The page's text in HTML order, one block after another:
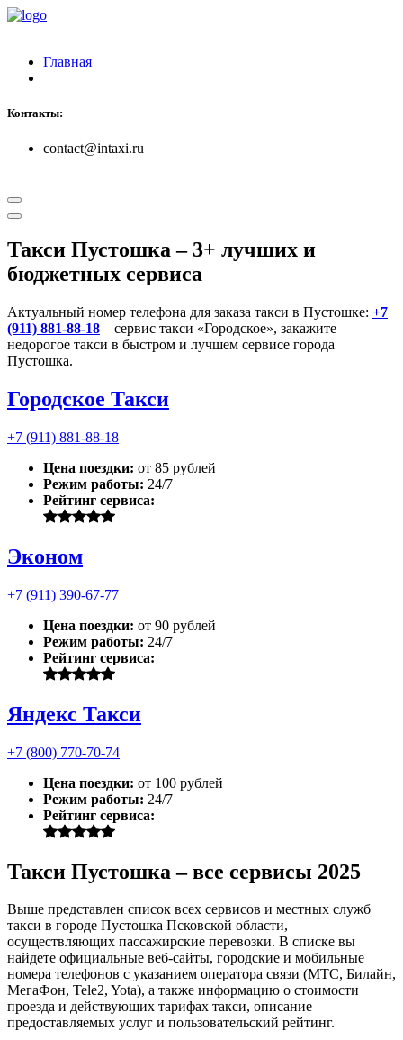
Главная
Контакты:
contact@intaxi.ru
Такси Пустошка– 3+ лучших и
бюджетных сервиса
Актуальный номер телефона для заказа такси в Пустошке: +7
(911) 881-88-18 – сервис такси «Городское», закажите
недорогое такси в быстром и лучшем сервисе города
Пустошка.
Городское Такси
+7 (911) 881-88-18
Цена поездки: от 85 рублей
Режим работы: 24/7
Рейтинг сервиса:
Эконом
+7 (911) 390-67-77
Цена поездки: от 90 рублей
Режим работы: 24/7
Рейтинг сервиса:
Яндекс Такси
+7 (800) 770-70-74
Цена поездки: от 100 рублей
Режим работы: 24/7
Рейтинг сервиса:
Такси Пустошка – все сервисы 2025
Выше представлен список всех сервисов и местных служб
такси в городе Пустошка Псковской области,
осуществляющих пассажирские перевозки. В списке вы
найдете официальные веб-сайты, городские и мобильные
номера телефонов с указанием оператора связи (МТС, Билайн,
МегаФон, Tele2, Yota), а также информацию о стоимости
проезда и действующих тарифах такси, описание
предоставляемых услуг и пользовательский рейтинг.